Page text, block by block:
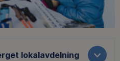
lokalavdelning